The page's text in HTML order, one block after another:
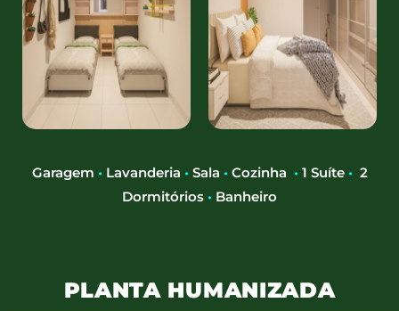
Garagem • Lavanderia • Sala • Cozinha • 1 Suíte • 2
Dormitórios • Banheiro
PLANTA HUMANIZADA